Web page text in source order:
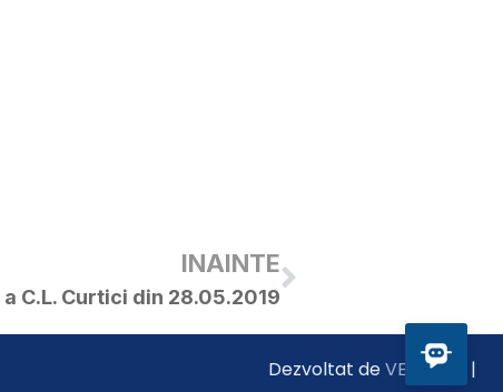
INAINTE
C.L. Curtici din 28.05.2019
Dezvoltat deVE Smart |